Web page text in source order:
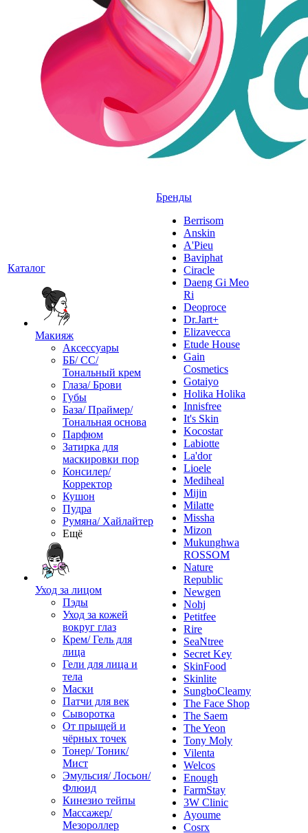
Каталог
Макияж
Аксессуары
ББ/ СС/
Тональный крем
Глаза/ Брови
Губы
База/ Праймер/
Тональная основа
Парфюм
Затирка для
маскировки пор
Консилер/
Корректор
Кушон
Пудра
Румяна/ Хайлайтер
Ещё
Уход за лицом
Пэды
Уход за кожей
вокруг глаз
Крем/ Гель для
лица
Гели для лица и
тела
Маски
Патчи для век
Сыворотка
От прыщей и
чёрных точек
Тонер/ Тоник/
Мист
Эмульсия/ Лосьон/
Флюид
Кинезио тейпы
Массажер/
Мезороллер
Бренды
Berrisom
Anskin
A'Pieu
Baviphat
Ciracle
Daeng Gi Meo
Ri
Deoproce
Dr.Jart+
Elizavecca
Etude House
Gain
Cosmetics
Gotaiyo
Holika Holika
Innisfree
It's Skin
Kocostar
Labiotte
La'dor
Lioele
Mediheal
Mijin
Milatte
Missha
Mizon
Mukunghwa
ROSSOM
Nature
Republic
Newgen
Nohj
Petitfee
Rire
SeaNtree
Secret Key
SkinFood
Skinlite
SungboCleamy
The Face Shop
The Saem
The Yeon
Tony Moly
Vilenta
Welcos
Enough
FarmStay
3W Clinic
Ayoume
Cosrx